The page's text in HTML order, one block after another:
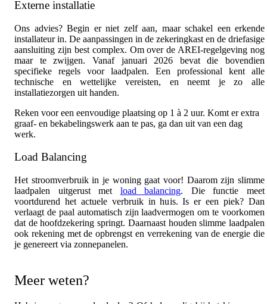
Externe installatie
Ons advies? Begin er niet zelf aan, maar schakel een erkende
installateur in. De aanpassingen in de zekeringkast en de driefasige
aansluiting zijn best complex. Om over de AREI-regelgeving nog
maar te zwijgen. Vanaf januari 2026 bevat die bovendien
specifieke regels voor laadpalen. Een professional kent alle
technische en wettelijke vereisten, en neemt je zo alle
installatiezorgen uit handen.
Reken voor een eenvoudige plaatsing op 1 à 2 uur. Komt er extra
graaf- en bekabelingswerk aan te pas, ga dan uit van een dag
werk.
Load Balancing
Het stroomverbruik in je woning gaat voor! Daarom zijn slimme
laadpalen uitgerust met load balancing. Die functie meet
voortdurend het actuele verbruik in huis. Is er een piek? Dan
verlaagt de paal automatisch zijn laadvermogen om te voorkomen
dat de hoofdzekering springt. Daarnaast houden slimme laadpalen
ook rekening met de opbrengst en verrekening van de energie die
je genereert via zonnepanelen.
Meer weten?